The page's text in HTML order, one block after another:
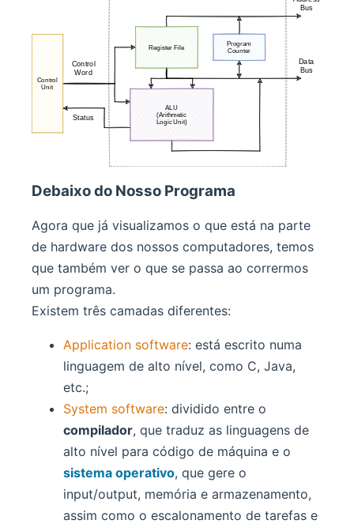
Debaixo do Nosso Programa
Agora que já visualizamos o que está na parte
de hardware dos nossos computadores, temos
que também ver o que se passa ao corrermos
um programa.
Existem três camadas diferentes:
Application software: está escrito numa
linguagem de alto nível, como C, Java,
etc.;
System software: dividido entre o
compilador, que traduz as linguagens de
alto nível para código de máquina e o
sistema operativo, que gere o
input/output, memória e armazenamento,
assim como o escalonamento de tarefas e